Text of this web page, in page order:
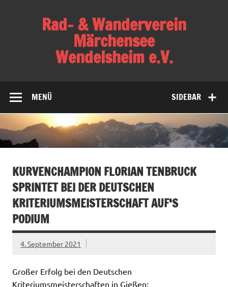
Rad- & Wanderverein
Märchensee
Wendelsheim e.V.
SIDEBAR
MENÜ
KURVENCHAMPION FLORIAN TENBRUCK
SPRINTET BEI DER DEUTSCHEN
KRITERIUMSMEISTERSCHAFT AUF‘S
PODIUM
4. September 2021
Großer Erfolg bei den Deutschen
Kriteriumsmeisterschaften in Gießen: